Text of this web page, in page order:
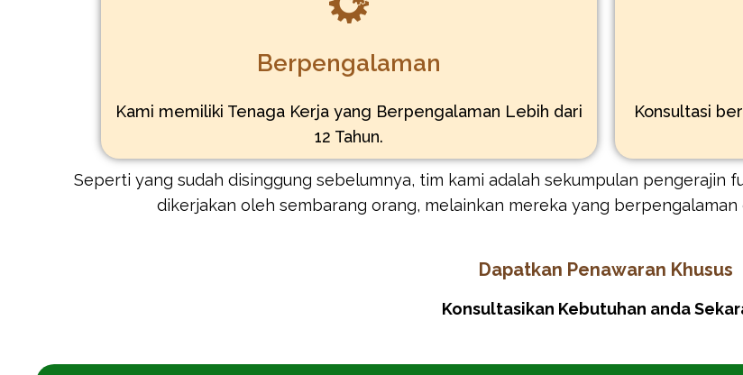
Berpengalaman
Kami memiliki Tenaga Kerja yang Berpengalaman Lebih dari
12 Tahun.
Konsultasi
Seperti yang sudah disinggung sebelumnya, tim kami adalah sekumpulan pengerajin
dikerjakan oleh sembarang orang, melainkan mereka yang
Dapatkan Penawaran Khusus
Konsultasikan Kebutuhan anda